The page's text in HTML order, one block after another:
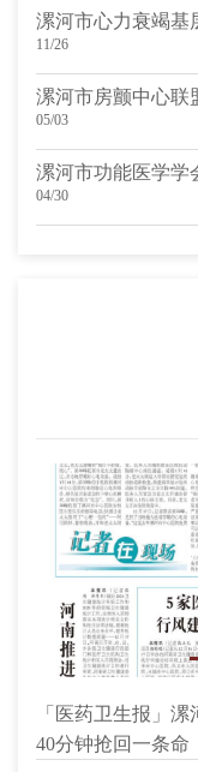
漯河市心力衰竭基
11/26
漯河市房颤中心联
05/03
04/30
「医药卫生报」
40分钟抢回一条命